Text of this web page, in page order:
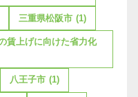
三重県松阪市 (1)
賃上げに向けた省力化
八王子市 (1)